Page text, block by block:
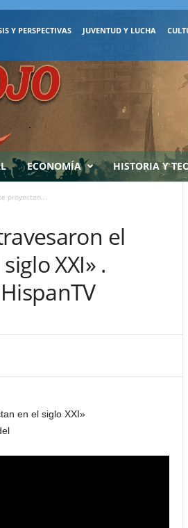
Y PERSPECTIVAS JUVENTUD Y LUCHA
ECONOMÍA HISTORIA Y
proyectan...
el
XXI» .
en el siglo XXI»